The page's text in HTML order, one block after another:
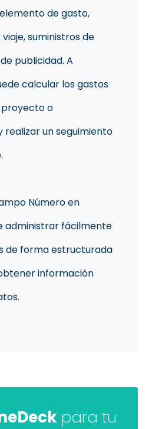
de gasto,
suministros de
publicidad. A
calcular los gastos
o
un seguimiento
Número en
administrar fácilmente
de forma estructurada
información
para tu